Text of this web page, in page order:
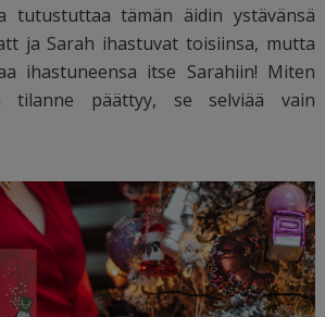
tutustuttaa tämän äidin ystävänsä
ja Sarah ihastuvat toisiinsa, mutta
ihastuneensa itse Sarahiin! Miten
tilanne päättyy, se selviää vain